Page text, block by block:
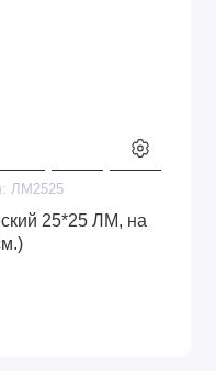
ЛМ2525
25*25 ЛМ, на